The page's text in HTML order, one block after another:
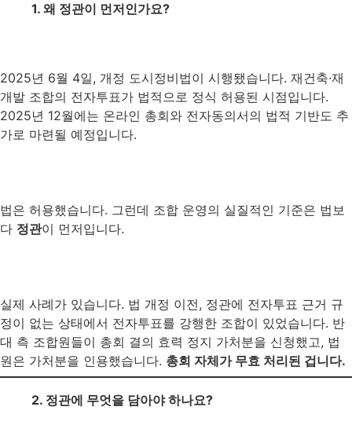
1. 왜 정관이 먼저인가요?
2025년 6월 4일, 개정 도시정비법이 시행됐습니다. 재건축·재
개발 조합의 전자투표가 법적으로 정식 허용된 시점입니다.
2025년 12월에는 온라인 총회와 전자동의서의 법적 기반도 추
가로 마련될 예정입니다.
법은 허용했습니다. 그런데 조합 운영의 실질적인 기준은 법보
다 정관이 먼저입니다.
실제 사례가 있습니다. 법 개정 이전, 정관에 전자투표 근거 규
정이 없는 상태에서 전자투표를 강행한 조합이 있었습니다. 반
대 측 조합원들이 총회 결의 효력 정지 가처분을 신청했고, 법
원은 가처분을 인용했습니다. 총회 자체가 무효 처리된 겁니다.
2. 정관에 무엇을 담아야 하나요?